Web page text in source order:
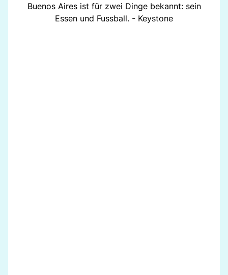
Buenos Aires ist für zwei Dinge bekannt: sein
Essen und Fussball. - Keystone